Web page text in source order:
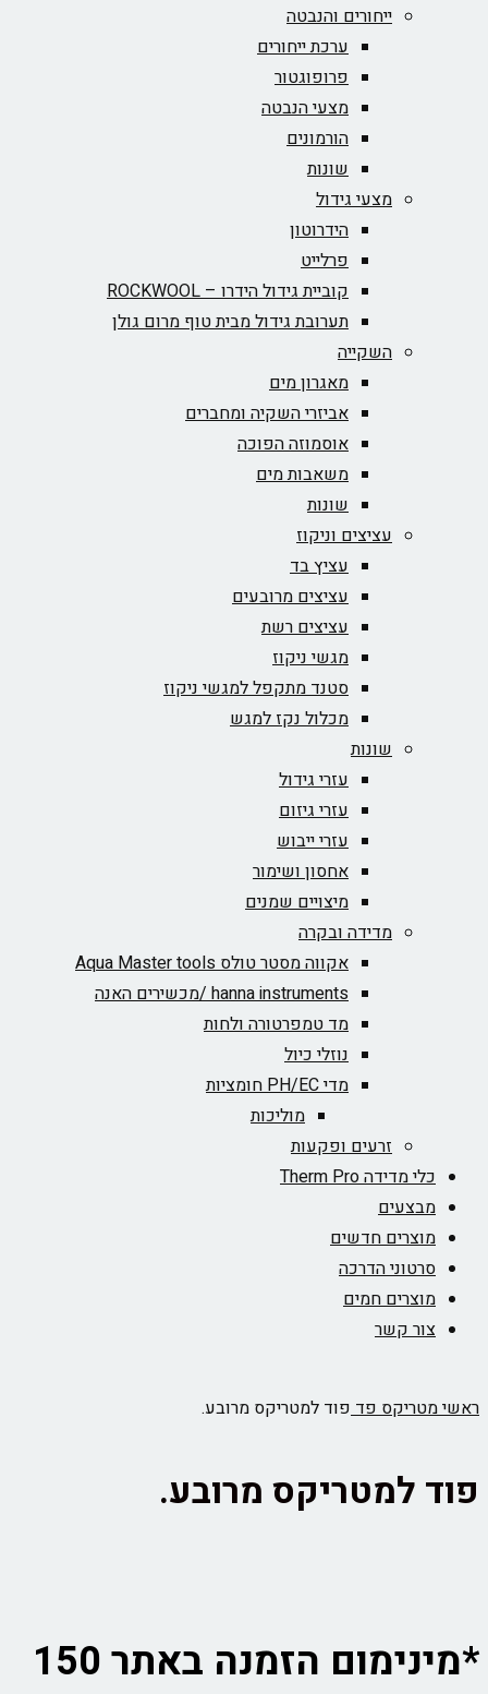
ייחורים והנבטה
ערכת ייחורים
פרופוגטור
מצעי הנבטה
הורמונים
שונות
מצעי גידול
הידרוטון
פרלייט
קוביית גידול הידרו – ROCKWOOL‏
תערובת גידול מבית טוף מרום גולן
השקייה
מאגרון מים
אביזרי השקיה ומחברים
אוסמוזה הפוכה
משאבות מים
שונות
עציצים וניקוז
עציץ בד
עציצים מרובעים
עציצים רשת
מגשי ניקוז
סטנד מתקפל למגשי ניקוז
מכלול נקז למגש
שונות
עזרי גידול
עזרי גיזום
עזרי ייבוש
אחסון ושימור
מיצויים שמנים
מדידה ובקרה
אקווה מסטר טולס Aqua Master tools
hanna instruments /מכשירים האנה
מד טמפרטורה ולחות
נוזלי כיול
מדי PH/EC חומציות
מוליכות
זרעים ופקעות
כלי מדידה Therm Pro
מבצעים
מוצרים חדשים
סרטוני הדרכה
מוצרים חמים
צור קשר
ראשימטריקס פד פוד למטריקס מרובע.
פוד למטריקס מרובע.
*מינימום הזמנה באתר 150